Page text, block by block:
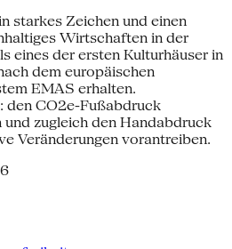
starkes Zeichen und einen
Wirtschaften in der
eines der ersten Kulturhäuser in
dem europäischen
EMAS erhalten.
den CO2e-Fußabdruck
zugleich den Handabdruck
Veränderungen vorantreiben.